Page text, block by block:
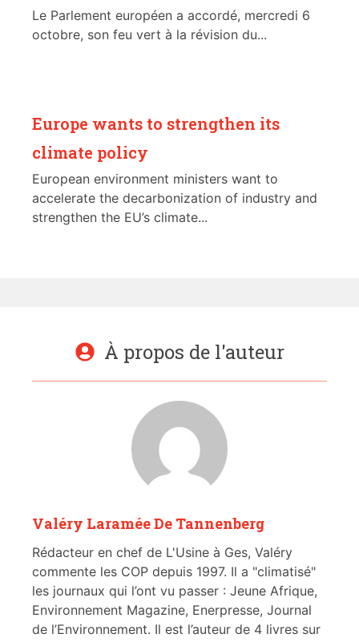
Le Parlement européen a accordé, mercredi 6
octobre, son feu vert à la révision du...
Europe wants to strengthen its
climate policy
European environment ministers want to
accelerate the decarbonization of industry and
strengthen the EU’s climate...
À propos de l'auteur
Valéry Laramée De Tannenberg
Rédacteur en chef de L'Usine à Ges, Valéry
commente les COP depuis 1997. Il a "climatisé"
les journaux qui l’ont vu passer : Jeune Afrique,
Environnement Magazine, Enerpresse, Journal
de l’Environnement. Il est l’auteur de 4 livres sur